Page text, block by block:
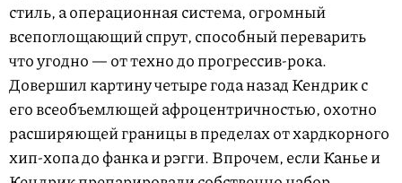
стиль, а операционная система, огромный
всепоглощающий спрут, способный переварить
что угодно — от техно до прогрессив-рока.
Довершил картину четыре года назад Кендрик с
его всеобъемлющей афроцентричностью, охотно
расширяющей границы в пределах от хардкорного
хип-хопа до фанка и рэгги. Впрочем, если Канье и